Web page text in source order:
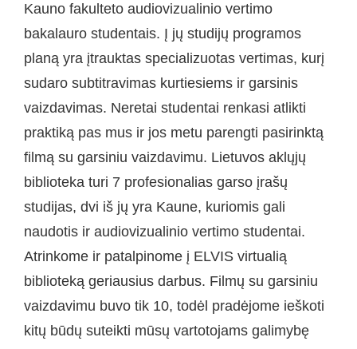
Kauno fakulteto audiovizualinio vertimo
bakalauro studentais. Į jų studijų programos
planą yra įtrauktas specializuotas vertimas, kurį
sudaro subtitravimas kurtiesiems ir garsinis
vaizdavimas. Neretai studentai renkasi atlikti
praktiką pas mus ir jos metu parengti pasirinktą
filmą su garsiniu vaizdavimu. Lietuvos aklųjų
biblioteka turi 7 profesionalias garso įrašų
studijas, dvi iš jų yra Kaune, kuriomis gali
naudotis ir audiovizualinio vertimo studentai.
Atrinkome ir patalpinome į ELVIS virtualią
biblioteką geriausius darbus. Filmų su garsiniu
vaizdavimu buvo tik 10, todėl pradėjome ieškoti
kitų būdų suteikti mūsų vartotojams galimybę